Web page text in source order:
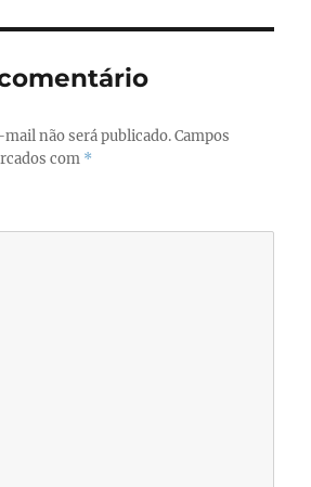
mail não será publicado. Campos
com *